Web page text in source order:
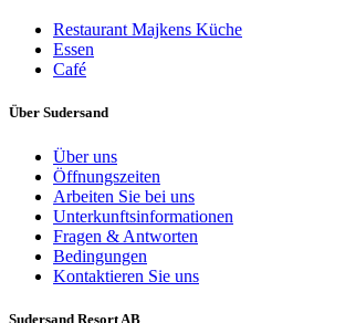
Restaurant Majkens Küche
Essen
Café
Über Sudersand
Über uns
Öffnungszeiten
Arbeiten Sie bei uns
Unterkunftsinformationen
Fragen & Antworten
Bedingungen
Kontaktieren Sie uns
Sudersand Resort AB